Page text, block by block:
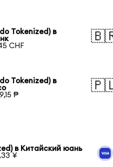
Tokenized) в
CHF
Tokenized) в
₱
в Китайский юань
¥